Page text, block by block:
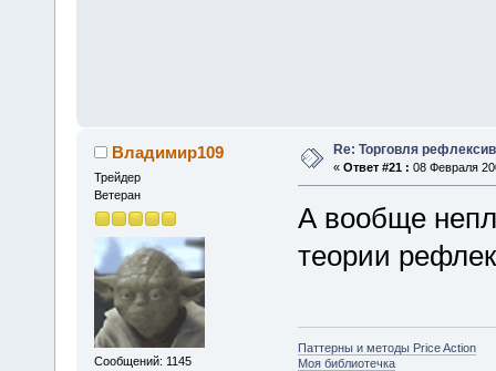
Владимир109
Трейдер
Ветеран
Сообщений: 1145
Re: Торговля
« Ответ #21 : 08 Февраля
А вообще
теории
Паттерны и методы Price Action
Моя библиотечка